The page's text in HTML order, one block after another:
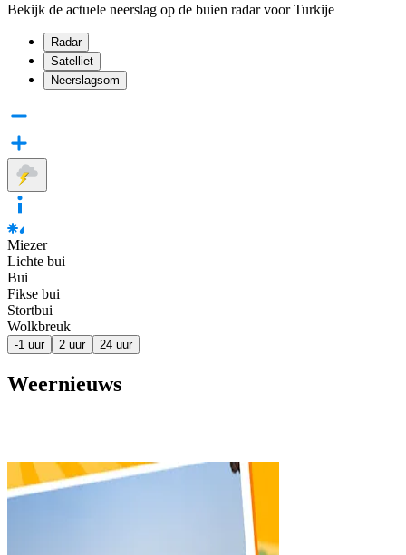
Bekijk de actuele neerslag op de buien radar voor Turkije
Radar
Satelliet
Neerslagsom
Miezer
Lichte bui
Bui
Fikse bui
Stortbui
Wolkbreuk
-1 uur 2 uur 24 uur
Weernieuws